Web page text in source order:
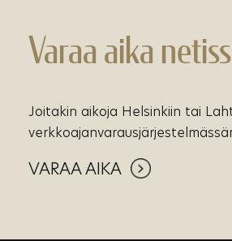
Varaa aika
Joitakin aikoja Helsinkiin tai
VARAA AIKA